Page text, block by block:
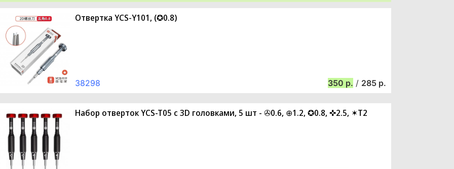
Отвертка YCS-Y101, (✪0.8)
38298 350 / 285
Набор отверток YCS-T05 с 3D головками, 5 шт - ✇0.6, ⊕1.2, ✪0.8, ✜2.5, ✶T2